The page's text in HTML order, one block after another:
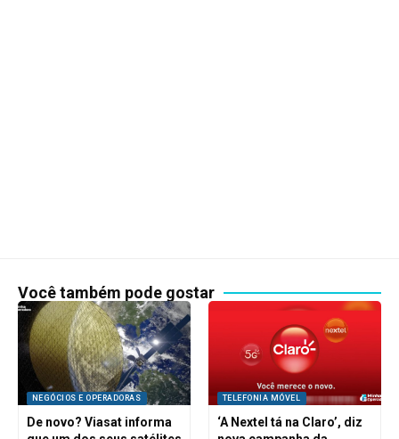
Você também pode gostar
NEGÓCIOS E OPERADORAS
De novo? Viasat informa
TELEFONIA MÓVEL
‘A Nextel tá na Claro’, diz